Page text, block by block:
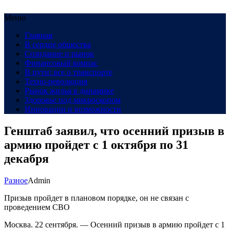
Меню
Главная
В сердце общества
Созидание и рынок
Финансовый компас
В пути: все о транспорте
Техно-революция
Рынок жилья в динамике
Здоровье под микроскопом
Инновации и возможности
Генштаб заявил, что осенний призыв в
армию пройдет с 1 октября по 31
декабря
РазноеAdmin
Призыв пройдет в плановом порядке, он не связан с
проведением СВО
Москва. 22 сентября. — Осенний призыв в армию пройдет с 1